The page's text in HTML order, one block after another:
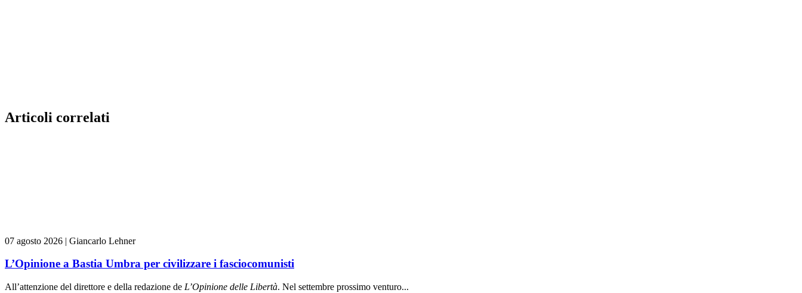
Articoli correlati
07 agosto 2026 | Giancarlo Lehner
L’Opinione a Bastia Umbra per civilizzare i fasciocomunisti
All’attenzione del direttore e della redazione de L’Opinione delle Libertà. Nel settembre prossimo venturo...